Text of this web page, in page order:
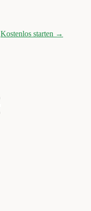
Kostenlos starten →